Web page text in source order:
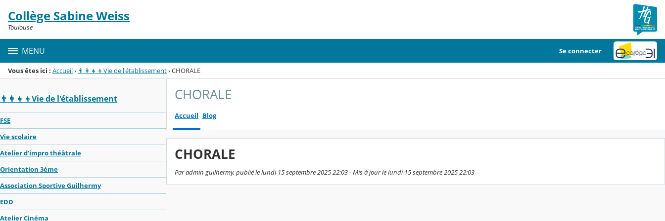
Menu de la rubrique
Contenu
Collège Sabine Weiss
Toulouse
MENU Se connecter
Vous êtes ici : Accueil› 👨‍👩‍👧‍👦Vie de l'établissement›CHORALE
👨‍👩‍👧‍👦Vie de l'établissement
FSE
Vie scolaire
Atelier d'impro théâtrale
Orientation 3ème
Association Sportive Guilhermy
EDD
Atelier Cinéma
CHORALE
Accueil Blog
CHORALE
Par admin guilhermy, publié le lundi 15 septembre 2025 22:03 - Mis à jour le lundi 15 septembre 2025 22:03